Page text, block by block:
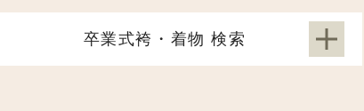
卒業式袴・着物 検索